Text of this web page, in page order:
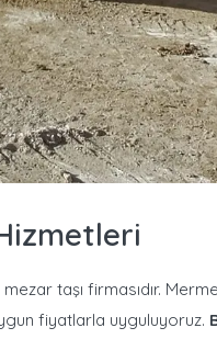
taşı firmasıdır.
fiyatlarla uyguluyoruz.